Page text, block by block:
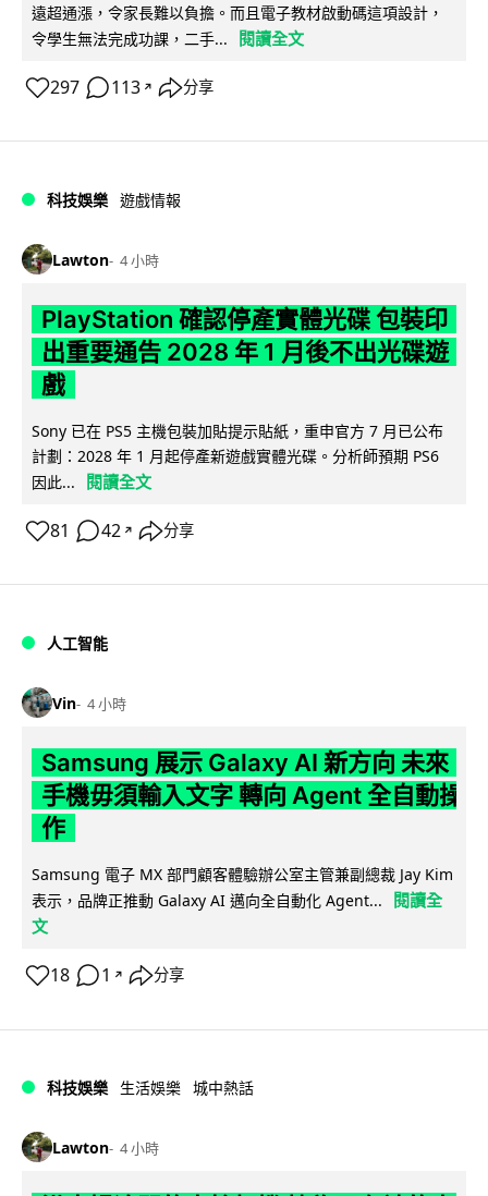
遠超通漲，令家長難以負擔。而且電子教材啟動碼這項設計，
令學生無法完成功課，二手...
閱讀全文
297 113 ↗ 分享
科技娛樂 遊戲情報
Lawton 4 小時
PlayStation 確認停產實體光碟 包裝印
出重要通告 2028 年 1 月後不出光碟遊
戲
Sony 已在 PS5 主機包裝加貼提示貼紙，重申官方 7 月已公布
計劃：2028 年 1 月起停產新遊戲實體光碟。分析師預期 PS6
因此...
閱讀全文
81 42 ↗ 分享
人工智能
Vin 4 小時
Samsung 展示 Galaxy AI 新方向 未來
手機毋須輸入文字 轉向 Agent 全自動操
作
Samsung 電子 MX 部門顧客體驗辦公室主管兼副總裁 Jay Kim
表示，品牌正推動 Galaxy AI 邁向全自動化 Agent...
閱讀全
文
18 1 ↗ 分享
科技娛樂 生活娛樂 城中熱話
Lawton 4 小時